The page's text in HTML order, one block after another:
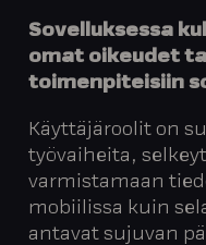
Sovelluksessa
omat oikeudet
toimenpiteisiin
Käyttäjäroolit on
työvaiheita,
varmistamaan
mobiilissa kuin
antavat sujuvan